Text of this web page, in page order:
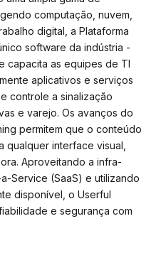
computação, nuvem,
digital, a Plataforma
software da indústria -
capacita as equipes de TI
aplicativos e serviços
controle a sinalização
e varejo. Os avanços do
permitem que o conteúdo
qualquer interface visual,
Aproveitando a infra-
Service (SaaS) e utilizando
disponível, o Userful
e segurança com